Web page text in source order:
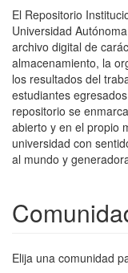
El Repositorio
Universidad
archivo digital de
almacenamiento, la
los resultados del
estudiantes
repositorio se
abierto y en el propio
universidad con
al mundo y
Elija una comunidad